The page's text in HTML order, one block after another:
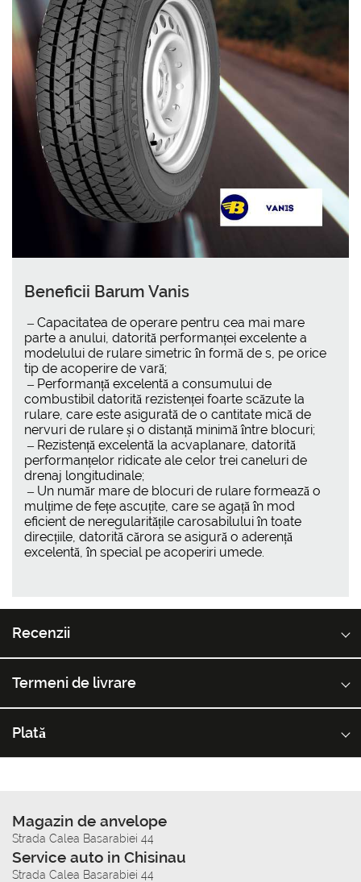
Beneficii Barum Vanis
– Capacitatea de operare pentru cea mai mare
parte a anului, datorită performanței excelente a
modelului de rulare simetric în formă de s, pe orice
tip de acoperire de vară;
– Performanță excelentă a consumului de
combustibil datorită rezistenței foarte scăzute la
rulare, care este asigurată de o cantitate mică de
nervuri de rulare și o distanță minimă între blocuri;
– Rezistență excelentă la acvaplanare, datorită
performanțelor ridicate ale celor trei caneluri de
drenaj longitudinale;
– Un număr mare de blocuri de rulare formează o
mulțime de fețe ascuțite, care se agață în mod
eficient de neregularitățile carosabilului în toate
direcțiile, datorită cărora se asigură o aderență
excelentă, în special pe acoperiri umede.
Recenzii
Termeni de livrare
Plată
Magazin de anvelope
Strada Calea Basarabiei 44
Service auto in Chisinau
Strada Calea Basarabiei 44